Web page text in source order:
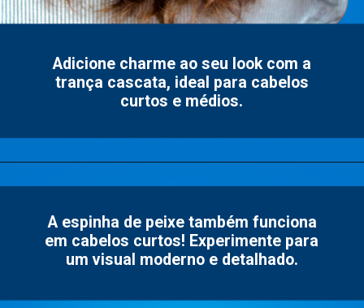
Adicione charme ao seu look com a
trança cascata, ideal para cabelos
curtos e médios.
A espinha de peixe também funciona
em cabelos curtos! Experimente para
um visual moderno e detalhado.